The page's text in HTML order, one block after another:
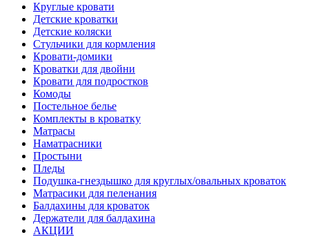
Круглые кровати
Детские кроватки
Детские коляски
Стульчики для кормления
Кровати-домики
Кроватки для двойни
Кровати для подростков
Комоды
Постельное белье
Комплекты в кроватку
Матрасы
Наматрасники
Простыни
Пледы
Подушка-гнездышко для круглых/овальных кроваток
Матрасики для пеленания
Балдахины для кроваток
Держатели для балдахина
АКЦИИ